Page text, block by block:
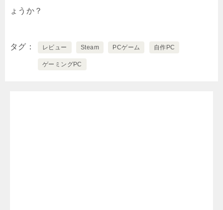
ょうか？
タグ レビュー Steam PCゲーム 自作PC
ゲーミングPC